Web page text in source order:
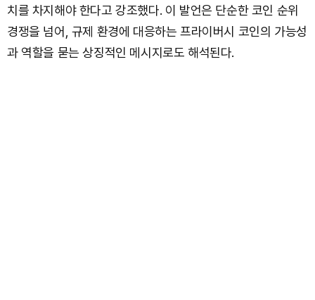
치를 차지해야 한다고 강조했다. 이 발언은 단순한 코인 순위
경쟁을 넘어, 규제 환경에 대응하는 프라이버시 코인의 가능성
과 역할을 묻는 상징적인 메시지로도 해석된다.